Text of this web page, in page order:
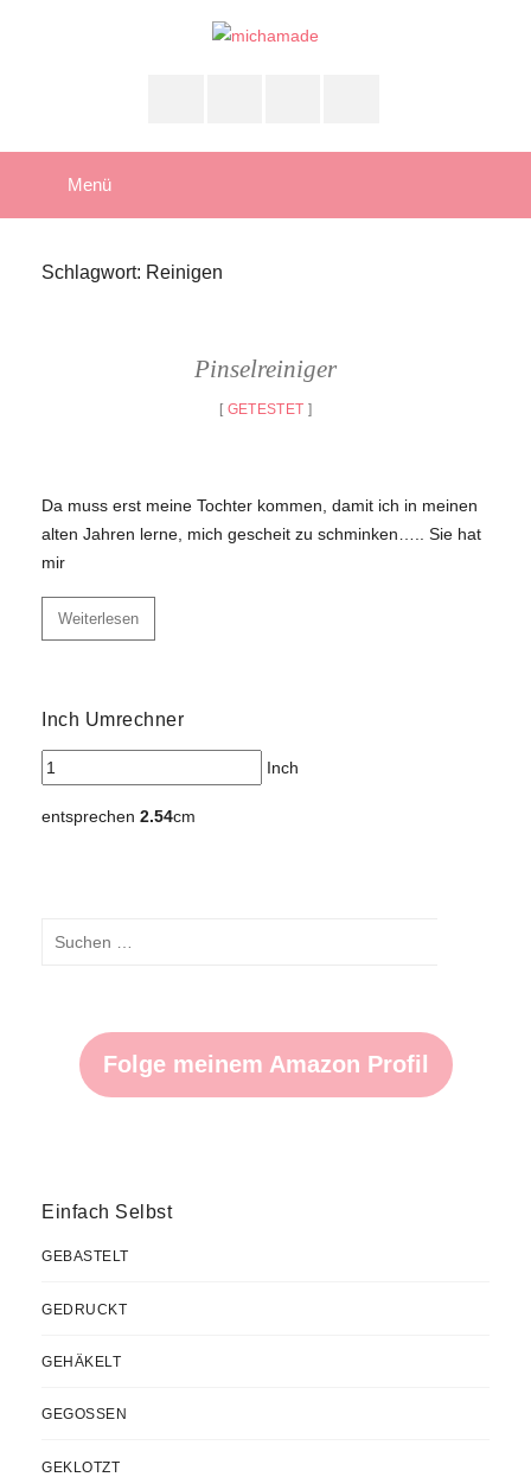
Menü
Schlagwort: Reinigen
Pinselreiniger
[ GETESTET ]
Da muss erst meine Tochter kommen, damit ich in meinen
alten Jahren lerne, mich gescheit zu schminken….. Sie hat
mir
Weiterlesen
Inch Umrechner
Inch
entsprechen 2.54cm
Folge meinem Amazon Profil
Einfach Selbst
GEBASTELT
GEDRUCKT
GEHÄKELT
GEGOSSEN
GEKLOTZT